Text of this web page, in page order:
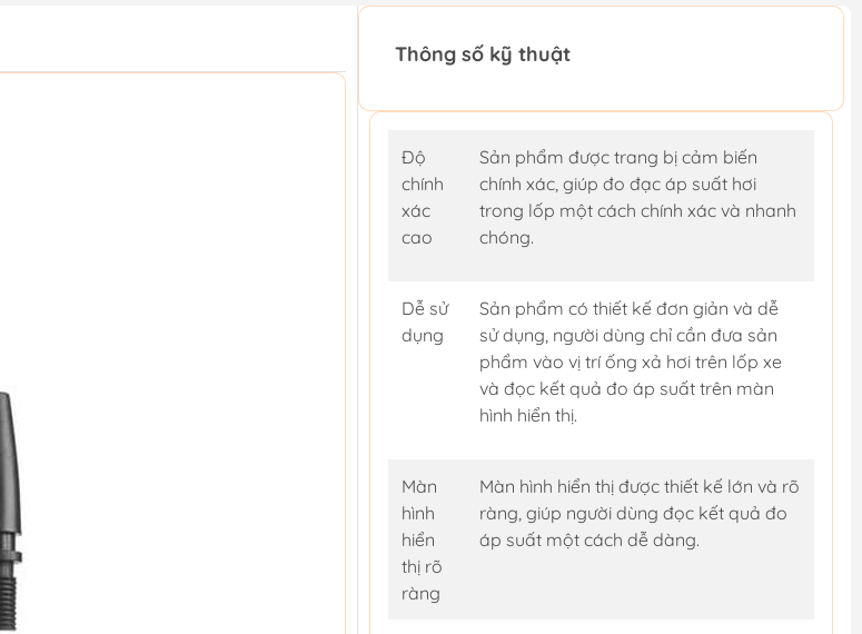
Thông số kỹ thuật
Độ
chính
xác
cao
Sản phẩm được trang bị cảm biến
chính xác, giúp đo đạc áp suất hơi
trong lốp một cách chính xác và nhanh
chóng.
Dễ sử
dụng
Sản phẩm có thiết kế đơn giản và dễ
sử dụng, người dùng chỉ cần đưa sản
phẩm vào vị trí ống xả hơi trên lốp xe
và đọc kết quả đo áp suất trên màn
hình hiển thị.
Màn
hình
hiển
thị rõ
ràng
Màn hình hiển thị được thiết kế lớn và rõ
ràng, giúp người dùng đọc kết quả đo
áp suất một cách dễ dàng.